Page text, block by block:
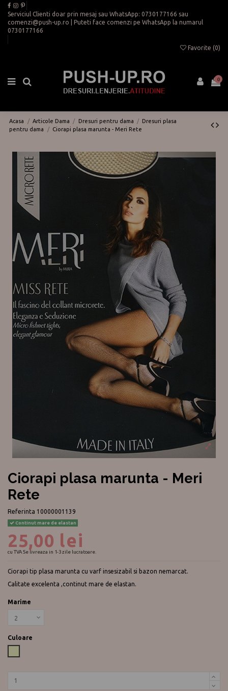
Serviciul Clienti doar prin mesaj sau WhatsApp: 0730177166 sau
comenzi@push-up.ro | Puteti face comenzi pe WhatsApp la numarul
0730177166
Favorite (0)
0
Acasa Articole Dama Dresuri pentru dama
Dresuri plasa
pentru dama
Ciorapi plasa marunta - Meri Rete
Ciorapi plasa marunta - Meri
Rete
Referinta 10000001139
Continut mare de elastan
25,00 lei
cu TVASe livreaza in 1-3 zile lucratoare.
Ciorapi tip plasa marunta cu varf insesizabil si bazon nemarcat.
Calitate excelenta ,continut mare de elastan.
Marime
Culoare